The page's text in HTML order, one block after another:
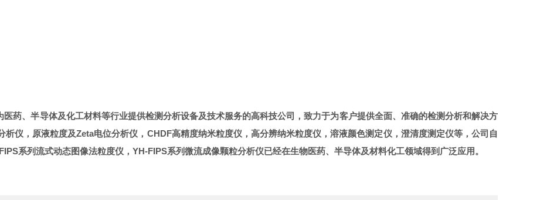
药、半导体及化工材料等行业提供检测分析设备及技术服务的高科技公司，致力于为客户提供全面、准确的检测分析和解决方
仪，原液粒度及Zeta电位分析仪，CHDF高精度纳米粒度仪，高分辨纳米粒度仪，溶液颜色测定仪，澄清度测定仪等，公司自
系列流式动态图像法粒度仪，YH-FIPS系列微流成像颗粒分析仪已经在生物医药、半导体及材料化工领域得到广泛应用。